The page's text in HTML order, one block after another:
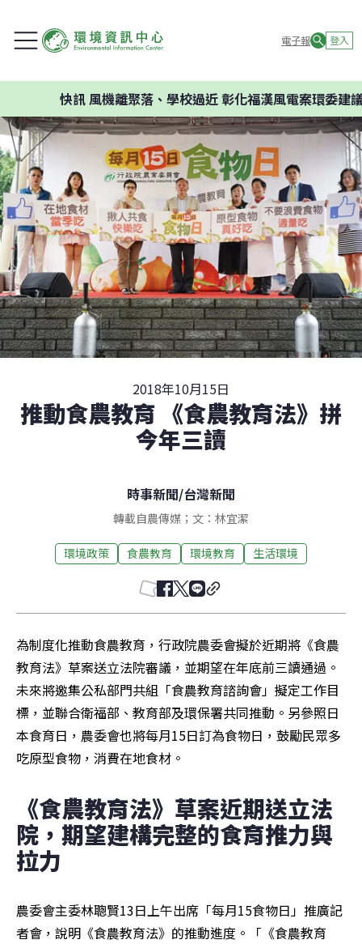
電子報 登入
快訊風機離聚落、學校過近 彰化福漢風電案環委建議不
2018年10月15日
推動食農教育 《食農教育法》拼
今年三讀
時事新聞/台灣新聞
轉載自農傳媒；文：林宜潔
環境政策 食農教育 環境教育 生活環境
為制度化推動食農教育，行政院農委會擬於近期將《食農
教育法》草案送立法院審議，並期望在年底前三讀通過。
未來將邀集公私部門共組「食農教育諮詢會」擬定工作目
標，並聯合衛福部、教育部及環保署共同推動。另參照日
本食育日，農委會也將每月15日訂為食物日，鼓勵民眾多
吃原型食物，消費在地食材。
《食農教育法》草案近期送立法
院，期望建構完整的食育推力與
拉力
農委會主委林聰賢13日上午出席「每月15食物日」推廣記
者會，說明《食農教育法》的推動進度。「《食農教育